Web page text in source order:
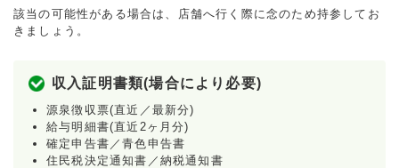
該当の可能性がある場合は、店舗へ行く際に念のため持参してお
きましょう。
収入証明書類(場合により必要)
源泉徴収票(直近／最新分)
給与明細書(直近2ヶ月分)
確定申告書／青色申告書
住民税決定通知書／納税通知書